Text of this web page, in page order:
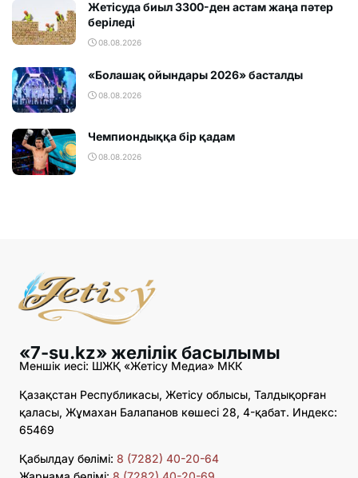
Жетісуда биыл 3300-ден астам жаңа пәтер
беріледі
08.08.2026
«Болашақ ойындары 2026» басталды
08.08.2026
Чемпиондыққа бір қадам
08.08.2026
«7-su.kz» желілік басылымы
Меншік иесі: ШЖҚ «Жетісу Медиа» МКК
Қазақстан Республикасы, Жетісу облысы, Талдықорған
қаласы, Жұмахан Балапанов көшесі 28, 4-қабат. Индекс:
65469
Қабылдау бөлімі: 8 (7282) 40-20-64